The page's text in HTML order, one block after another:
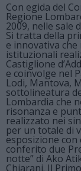
Con egida del
Regione
2009, nelle sale
Si tratta della
e innovativa
istituzionali
Castiglione
e coinvolge nel
Lodi, Mantova,
sottolineatura
Lombardia che
risonanza e
realizzato nei
per un totale di
esposizione con
conferito due
notte” di Ako
Chiarani. Il